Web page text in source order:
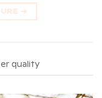
→
quality